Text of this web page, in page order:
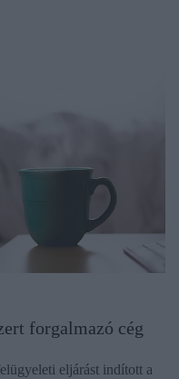
forgalmazó cég
eljárást indított a